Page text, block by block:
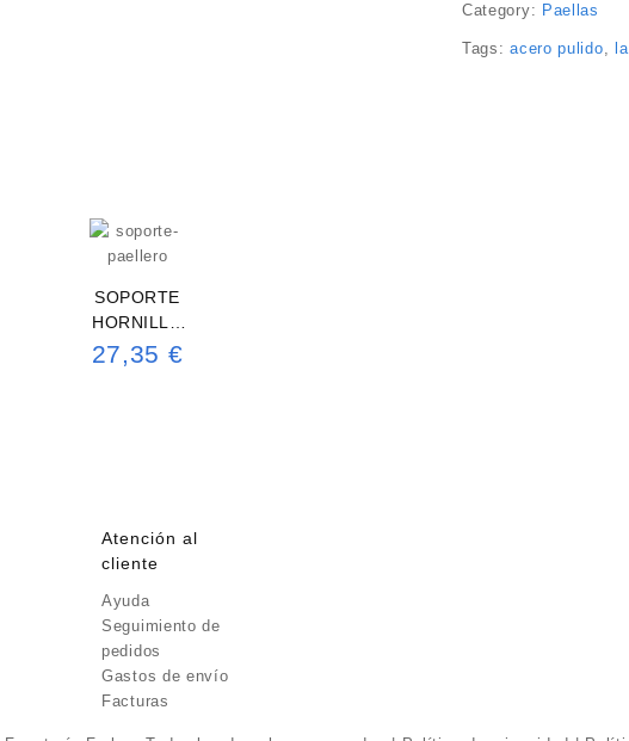
Category: Paellas
Tags:acero pulido,
SOPORTE
HORNILLO
PAELLERO
27,35 €
Atención al
cliente
Ayuda
Seguimiento de
pedidos
Gastos de envío
Facturas